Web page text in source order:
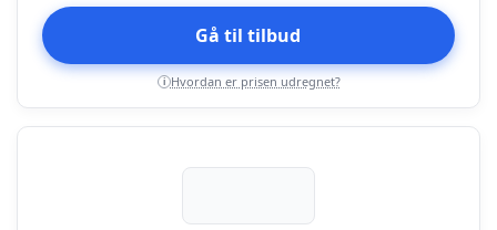
Gå til tilbud
i Hvordan er prisen udregnet?